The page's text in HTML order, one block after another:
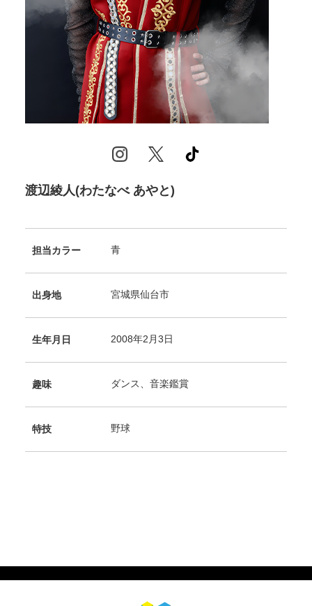
渡辺綾人(わたなべ あやと)
担当カラー 青
出身地 宮城県仙台市
生年月日 2008年2月3日
趣味 ダンス、音楽鑑賞
特技 野球